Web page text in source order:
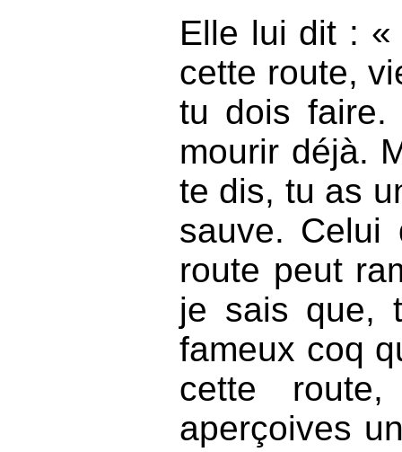
Elle lui dit :
cette route,
tu dois faire.
mourir déjà.
te dis, tu as
sauve. Celui
route peut
je sais que,
fameux coq
cette
aperçoives